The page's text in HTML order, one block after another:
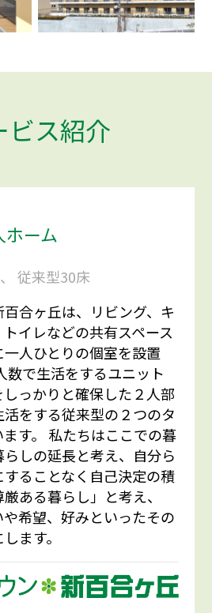
ビス紹介
ーム
従来型30床
合ヶ丘は、リビング、キ
イレなどの共有スペース
人ひとりの個室を設置
数で生活をするユニット
っかりと確保した２人部
をする従来型の２つのタ
す。 私たちはここでの暮
しの延長と考え、自分ら
することなく自己決定の積
ある暮らし」と考え、
希望、好みといったその
ます。